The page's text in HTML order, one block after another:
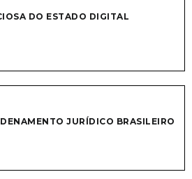
DO ESTADO DIGITAL
JURÍDICO BRASILEIRO